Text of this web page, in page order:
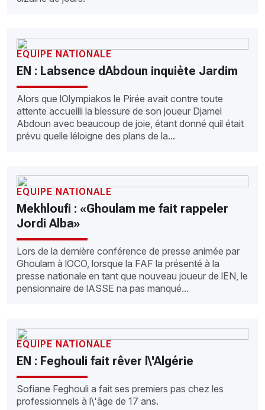
EQUIPE NATIONALE
EN : Labsence dAbdoun inquiète Jardim
Alors que lOlympiakos le Pirée avait contre toute
attente accueilli la blessure de son joueur Djamel
Abdoun avec beaucoup de joie, étant donné quil était
prévu quelle léloigne des plans de la...
EQUIPE NATIONALE
Mekhloufi : «Ghoulam me fait rappeler
Jordi Alba»
Lors de la dernière conférence de presse animée par
Ghoulam à lOCO, lorsque la FAF la présenté à la
presse nationale en tant que nouveau joueur de lEN, le
pensionnaire de lASSE na pas manqué...
EQUIPE NATIONALE
EN : Feghouli fait rêver l\'Algérie
Sofiane Feghouli a fait ses premiers pas chez les
professionnels à l\'âge de 17 ans.